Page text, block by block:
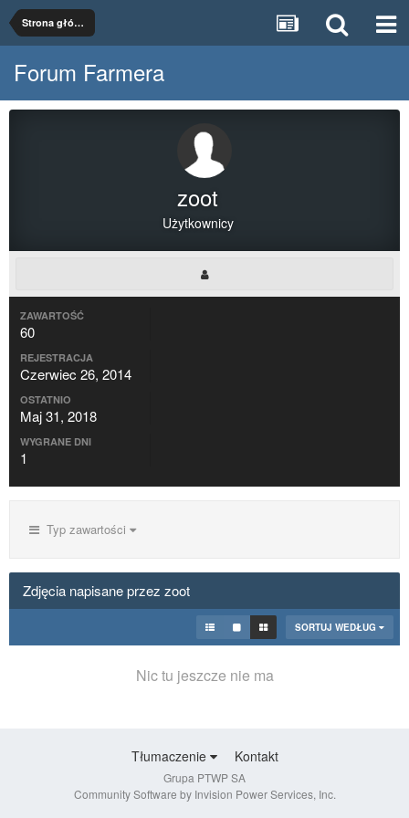
Strona główna
Forum Farmera
zoot
Użytkownicy
ZAWARTOŚĆ
60
REJESTRACJA
Czerwiec 26, 2014
OSTATNIO
Maj 31, 2018
WYGRANE DNI
1
Typ zawartości
Zdjęcia napisane przez zoot
SORTUJ WEDŁUG
Nic tu jeszcze nie ma
Tłumaczenie Kontakt
Grupa PTWP SA
Community Software by Invision Power Services, Inc.